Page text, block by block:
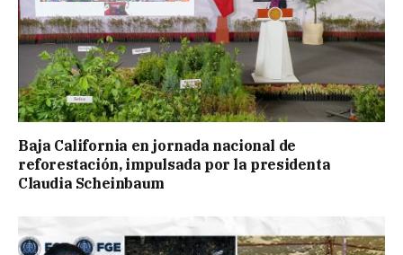
Baja California en jornada nacional de
reforestación, impulsada por la presidenta
Claudia Scheinbaum